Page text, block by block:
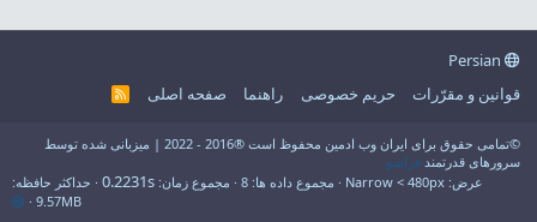
قوانین و مقرّرات
حریم خصوصی راهنما صفحه اصلی
R
©تمامی حقوق برای ایران وب ادمین محفوظ است ®2016 - 2022 | میزبانی شده توسط
سرورهای قدرتمند فراسو
عرض
مجموع داده ها 8 مجموع زمان 0.2231s
حداکثر حافظه
9.57MB